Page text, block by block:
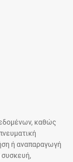
καθώς
ή αναπαραγωγή